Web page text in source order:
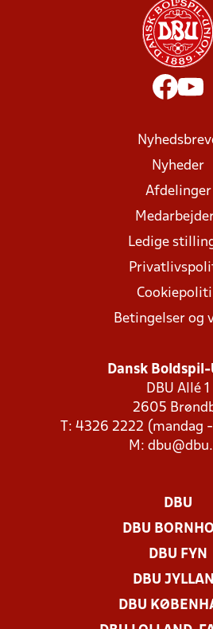
Nyheder
Afdelinger
Ledige
Betingelser og
Dansk
DBU Allé 1
2605
T: 4326 2222 (mandag
M:
DBU
DBU
DBU FYN
DBU
DBU